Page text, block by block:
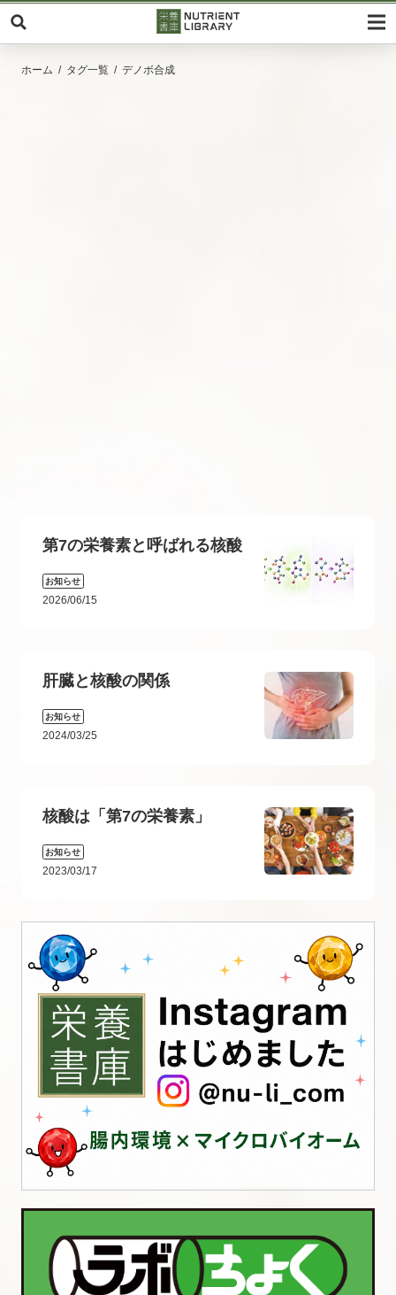
ホーム タグ一覧 デノボ合成
第7の栄養素と呼ばれる核酸
お知らせ
2026/06/15
肝臓と核酸の関係
お知らせ
2024/03/25
核酸は「第7の栄養素」
お知らせ
2023/03/17